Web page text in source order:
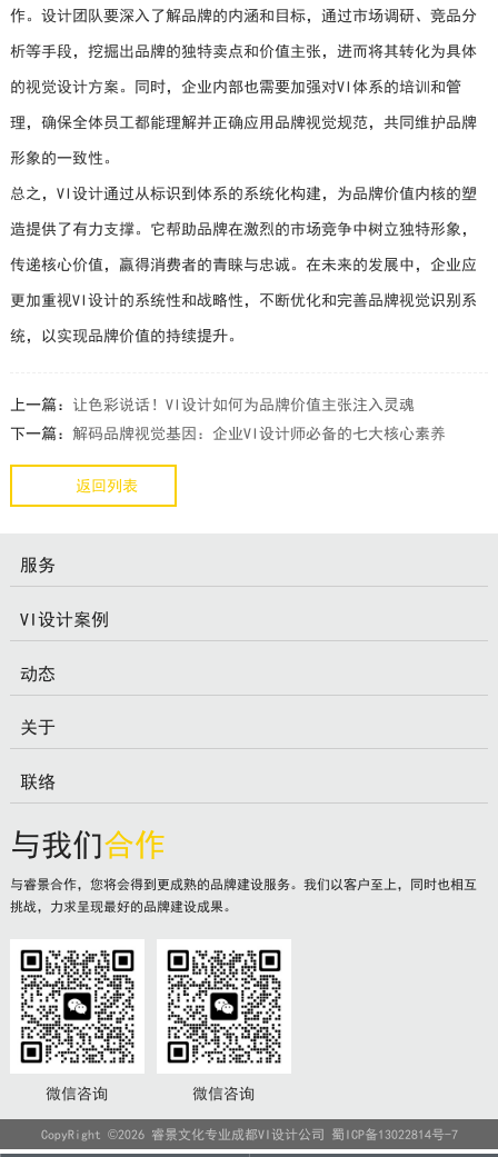
作。设计团队要深入了解品牌的内涵和目标，通过市场调研、竞品分
析等手段，挖掘出品牌的独特卖点和价值主张，进而将其转化为具体
的视觉设计方案。同时，企业内部也需要加强对VI体系的培训和管
理，确保全体员工都能理解并正确应用品牌视觉规范，共同维护品牌
形象的一致性。
总之，VI设计通过从标识到体系的系统化构建，为品牌价值内核的塑
造提供了有力支撑。它帮助品牌在激烈的市场竞争中树立独特形象，
传递核心价值，赢得消费者的青睐与忠诚。在未来的发展中，企业应
更加重视VI设计的系统性和战略性，不断优化和完善品牌视觉识别系
统，以实现品牌价值的持续提升。
上一篇： 让色彩说话！VI设计如何为品牌价值主张注入灵魂
下一篇： 解码品牌视觉基因：企业VI设计师必备的七大核心素养
返回列表
服务
VI设计案例
动态
关于
联络
与我们合作
与睿景合作，您将会得到更成熟的品牌建设服务。我们以客户至上，同时也相互
挑战，力求呈现最好的品牌建设成果。
微信咨询 微信咨询
CopyRight ©2026 睿景文化专业成都VI设计公司 蜀ICP备13022814号-7